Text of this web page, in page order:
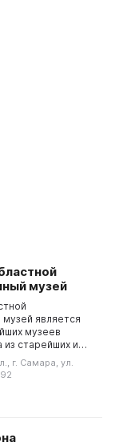
музей
является
музеев
старейших и
площадок
где
классы, лекции
г. Самара, ул.